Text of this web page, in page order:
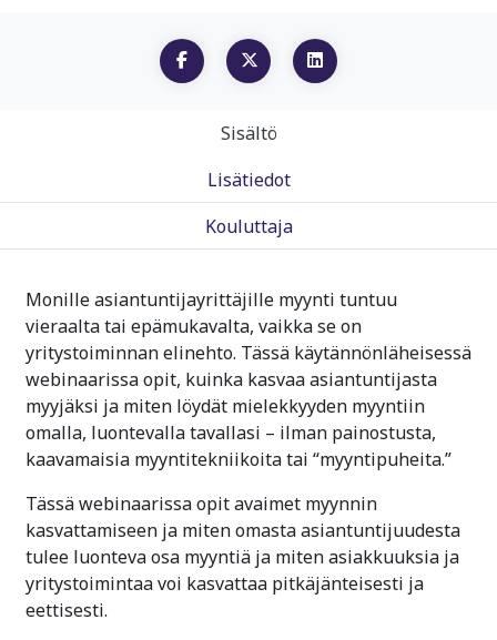
Sisältö
Lisätiedot
Kouluttaja
Monille asiantuntijayrittäjille myynti tuntuu
vieraalta tai epämukavalta, vaikka se on
yritystoiminnan elinehto. Tässä käytännönläheisessä
webinaarissa opit, kuinka kasvaa asiantuntijasta
myyjäksi ja miten löydät mielekkyyden myyntiin
omalla, luontevalla tavallasi – ilman painostusta,
kaavamaisia myyntitekniikoita tai “myyntipuheita.”
Tässä webinaarissa opit avaimet myynnin
kasvattamiseen ja miten omasta asiantuntijuudesta
tulee luonteva osa myyntiä ja miten asiakkuuksia ja
yritystoimintaa voi kasvattaa pitkäjänteisesti ja
eettisesti.